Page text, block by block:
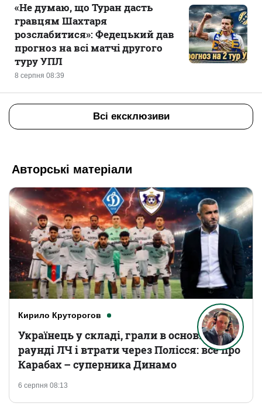
8 серпня 08:39
«Не думаю, що Туран дасть
гравцям Шахтаря
розслабитися»: Федецький дав
прогноз на всі матчі другого
туру УПЛ
Всі ексклюзиви
Авторські матеріали
Кирило Круторогов
6 серпня 08:13
Українець у складі, грали в основному
раунді ЛЧ і втрати через Полісся: все про
Карабах – суперника Динамо